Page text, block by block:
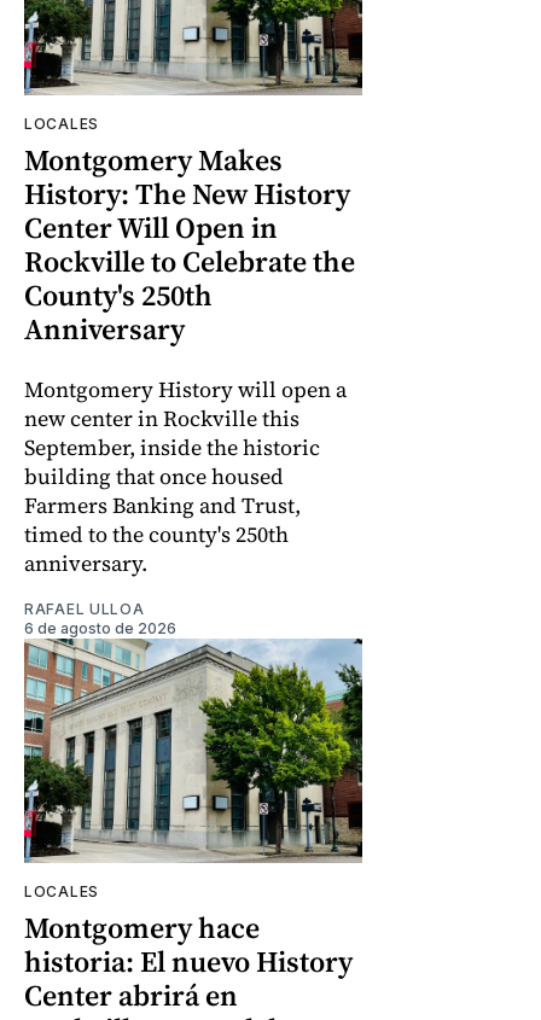
LOCALES
Montgomery Makes
History: The New History
Center Will Open in
Rockville to Celebrate the
County's 250th
Anniversary
Montgomery History will open a
new center in Rockville this
September, inside the historic
building that once housed
Farmers Banking and Trust,
timed to the county's 250th
anniversary.
RAFAEL ULLOA
6 de agosto de 2026
LOCALES
Montgomery hace
historia: El nuevo History
Center abrirá en